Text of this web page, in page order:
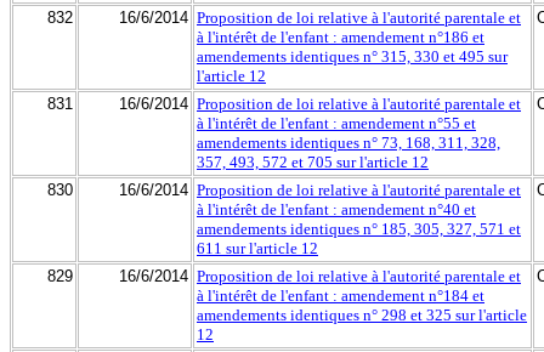
832 16/6/2014 Proposition de loi relative à l'autorité parentale et
à l'intérêt de l'enfant : amendement n°186 et
amendements identiques n° 315, 330 et 495 sur
l'article 12
831 16/6/2014 Proposition de loi relative à l'autorité parentale et
à l'intérêt de l'enfant : amendement n°55 et
amendements identiques n° 73, 168, 311, 328,
357, 493, 572 et 705 sur l'article 12
830 16/6/2014 Proposition de loi relative à l'autorité parentale et
à l'intérêt de l'enfant : amendement n°40 et
amendements identiques n° 185, 305, 327, 571 et
611 sur l'article 12
829 16/6/2014 Proposition de loi relative à l'autorité parentale et
à l'intérêt de l'enfant : amendement n°184 et
amendements identiques n° 298 et 325 sur l'article
12